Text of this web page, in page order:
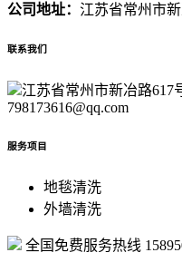
公司地址： 江苏省常州市
联系我们
江苏省常州市新冶路617
798173616@qq.com
服务项目
地毯清洗
外墙清洗
全国免费服务热线